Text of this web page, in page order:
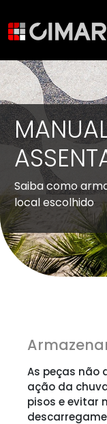
Saiba como
local escolhido
As peças não
ação da
pisos e evitar